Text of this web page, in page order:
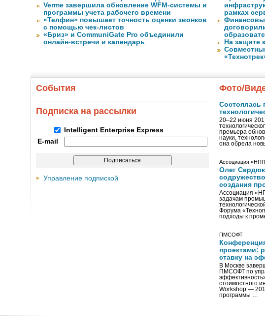
Verme завершила обновление WFM-системы и
программы учета рабочего времени
«Телфин» повышает точность оценки звонков
с помощью чек-листов
«Бриз» и CommuniGate Pro объединили
онлайн-встречи и календарь
рамках
На защите
События
Подписка на рассылки
Intelligent Enterprise Express
E-mail
Управление подпиской
Фото/
Состоялась
20–22 июня
премьера
науки,
она обрела
Ассоциация
Олег
создания
Ассоциация
задачам
Форума
подходы к
ПМСОФТ
проектами:
ставку на
В Москве
ПМСОФТ по
стоимостного
Workshop —
программы …